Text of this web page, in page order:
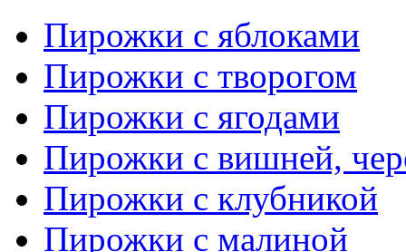
Пирожки с яблоками
Пирожки с творогом
Пирожки с ягодами
Пирожки с вишней,
Пирожки с клубникой
Пирожки с малиной